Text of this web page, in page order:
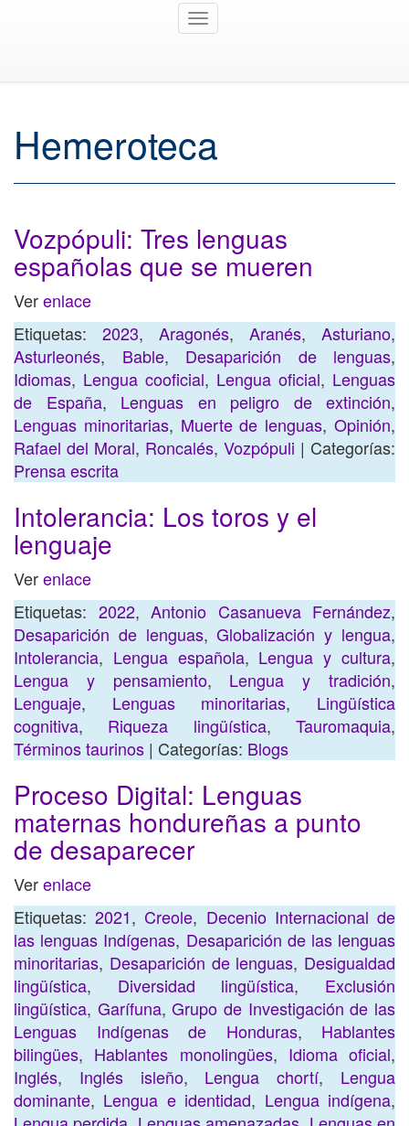
Toggle
Hemeroteca
Vozpópuli: Tres lenguas
españolas que se mueren
Verenlace
Etiquetas: 2023, Aragonés, Aranés, Asturiano,
Asturleonés, Bable, Desaparición de lenguas,
Idiomas, Lengua cooficial, Lengua oficial, Lenguas
de España, Lenguas en peligro de extinción,
Lenguas minoritarias, Muerte de lenguas,Opinión,
Rafael del Moral, Roncalés, Vozpópuli | Categorías:
Prensa escrita
Intolerancia: Los toros y el
lenguaje
Verenlace
Etiquetas: 2022, Antonio Casanueva Fernández,
Desaparición de lenguas,Globalización y lengua,
Intolerancia, Lengua española, Lengua y cultura,
Lengua y pensamiento, Lengua y tradición,
Lenguaje, Lenguas minoritarias, Lingüística
cognitiva, Riqueza lingüística,Tauromaquia,
Términos taurinos | Categorías: Blogs
Proceso Digital: Lenguas
maternas hondureñas a punto
de desaparecer
Verenlace
Etiquetas:2021,Creole, Decenio Internacional de
las lenguas Indígenas, Desaparición de las lenguas
minoritarias, Desaparición de lenguas, Desigualdad
lingüística, Diversidad lingüística, Exclusión
lingüística, Garífuna,Grupo de Investigación de las
Lenguas Indígenas de Honduras, Hablantes
bilingües, Hablantes monolingües, Idioma oficial,
Inglés, Inglés isleño, Lengua chortí, Lengua
dominante, Lengua e identidad, Lengua indígena,